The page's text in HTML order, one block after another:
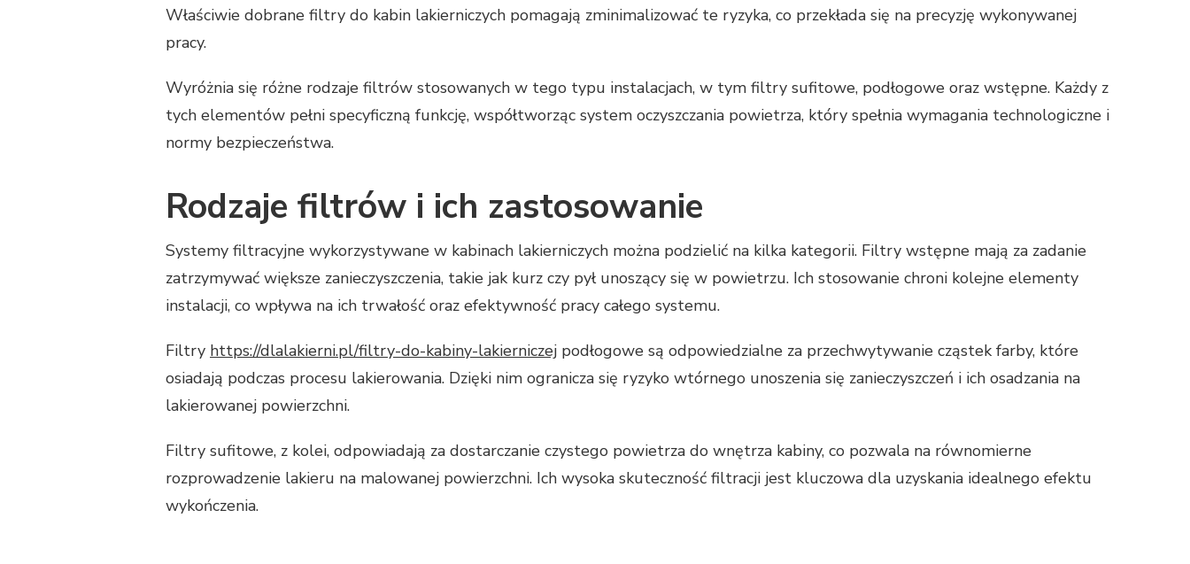
Właściwie dobrane filtry do kabin lakierniczych pomagają zminimalizować te ryzyka, co przekłada się na precyzję wykonywanej
pracy.
Wyróżnia się różne rodzaje filtrów stosowanych w tego typu instalacjach, w tym filtry sufitowe, podłogowe oraz wstępne. Każdy z
tych elementów pełni specyficzną funkcję, współtworząc system oczyszczania powietrza, który spełnia wymagania technologiczne i
normy bezpieczeństwa.
Rodzaje filtrów i ich zastosowanie
Systemy filtracyjne wykorzystywane w kabinach lakierniczych można podzielić na kilka kategorii. Filtry wstępne mają za zadanie
zatrzymywać większe zanieczyszczenia, takie jak kurz czy pył unoszący się w powietrzu. Ich stosowanie chroni kolejne elementy
instalacji, co wpływa na ich trwałość oraz efektywność pracy całego systemu.
Filtry https://dlalakierni.pl/filtry-do-kabiny-lakierniczej podłogowe są odpowiedzialne za przechwytywanie cząstek farby, które
osiadają podczas procesu lakierowania. Dzięki nim ogranicza się ryzyko wtórnego unoszenia się zanieczyszczeń i ich osadzania na
lakierowanej powierzchni.
Filtry sufitowe, z kolei, odpowiadają za dostarczanie czystego powietrza do wnętrza kabiny, co pozwala na równomierne
rozprowadzenie lakieru na malowanej powierzchni. Ich wysoka skuteczność filtracji jest kluczowa dla uzyskania idealnego efektu
wykończenia.